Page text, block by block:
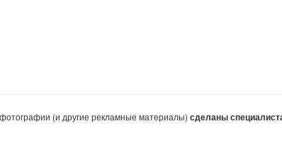
(и другие рекламные материалы) сделаны